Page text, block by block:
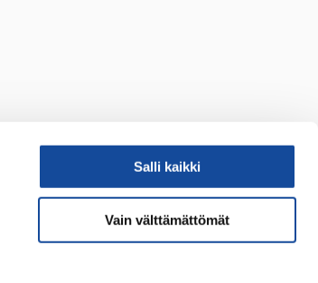
Salli kaikki
Vain välttämättömät